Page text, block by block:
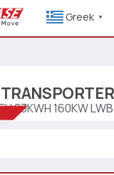
Greek ▼
TRANSPORTER
83KWH 160KW